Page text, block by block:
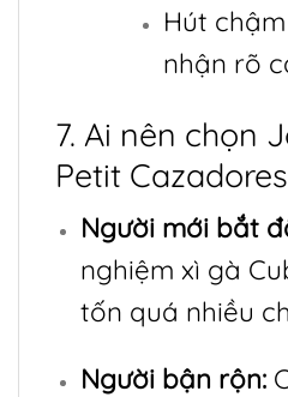
Hút
nhận rõ
7. Ai nên chọn
Petit Cazadores
Người mới bắt
nghiệm xì gà
tốn quá nhiều
Người bận rộn: